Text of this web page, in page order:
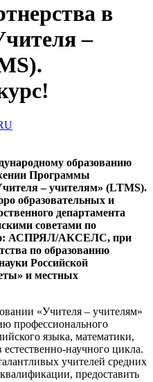
в
–
образованию
Программы
– учителям» (LTMS).
образовательных и
департамента
советами по
АСПРЯЛ/АКСЕЛС, при
по образованию
Российской
и местных
«Учителя – учителям»
профессионального
языка, математики,
научного цикла.
учителей средних
предоставить